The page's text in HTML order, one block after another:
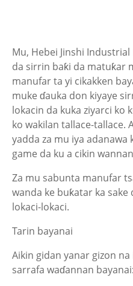
Mu, Hebei Jinshi
da sirrin baƙi da matuƙar
manufar ta yi cikakken
muke ɗauka don kiyaye
lokacin da kuka ziyarci ko
ko wakilan tallace-tallace.
yadda za mu iya
game da ku a cikin
Za mu sabunta manufar
wanda ke buƙatar ka
lokaci-lokaci.
Tarin bayanai
Aikin gidan yanar gizon
sarrafa waɗannan bayanai: